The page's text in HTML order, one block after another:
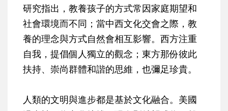
研究指出，教養孩子的方式常因家庭期望和
社會環境而不同；當中西文化交會之際，教
養的理念與方式自然會相互影響。西方注重
自我，提倡個人獨立的觀念；東方那份彼此
扶持、崇尚群體和諧的思維，也彌足珍貴。
人類的文明與進步都是基於文化融合。美國